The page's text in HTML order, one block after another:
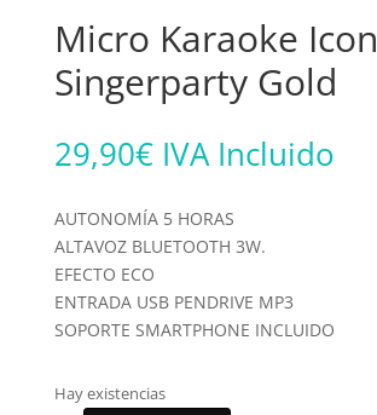
Micro Karaoke Icon
Singerparty Gold
29,90€ IVA Incluido
AUTONOMÍA 5 HORAS
ALTAVOZ BLUETOOTH 3W.
EFECTO ECO
ENTRADA USB PENDRIVE MP3
SOPORTE SMARTPHONE INCLUIDO
Hay existencias